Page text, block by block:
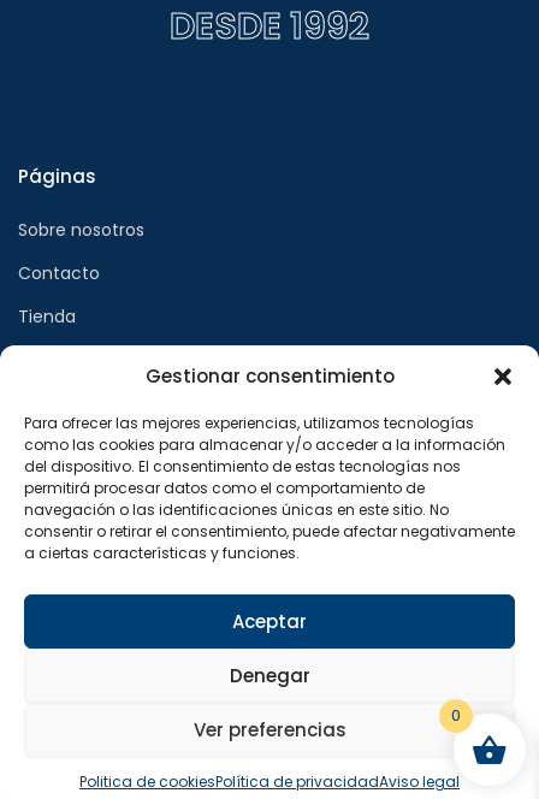
Gestionar consentimiento
Para ofrecer las mejores experiencias, utilizamos tecnologías
como las cookies para almacenar y/o acceder a la información
del dispositivo. El consentimiento de estas tecnologías nos
permitirá procesar datos como el comportamiento de
navegación o las identificaciones únicas en este sitio. No
consentir o retirar el consentimiento, puede afectar negativamente
a ciertas características y funciones.
Aceptar
Denegar
Ver preferencias
Politica de cookiesPolítica de privacidadAviso legal
DESDE 1992
Páginas
Sobre nosotros
Contacto
Tienda
Aviso legal
Política de privacidad
Política de cookies
Síguenos en
F X
r
I
m
Copyright © 2024 Sualfont S.L. Todos los derechos
reservados.
0